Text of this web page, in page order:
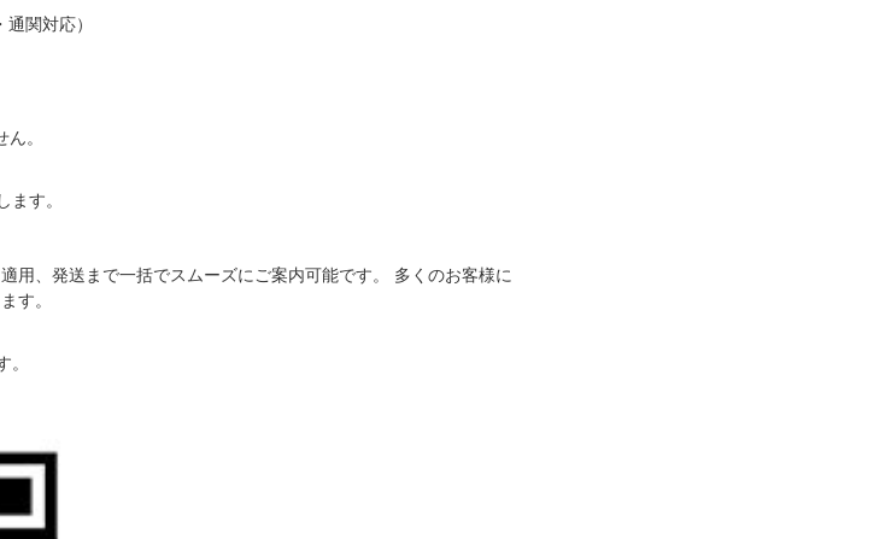
関対応）
。
ます。
用、発送まで一括でスムーズにご案内可能です。 多くのお客様に
す。
。